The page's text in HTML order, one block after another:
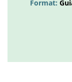
Format: